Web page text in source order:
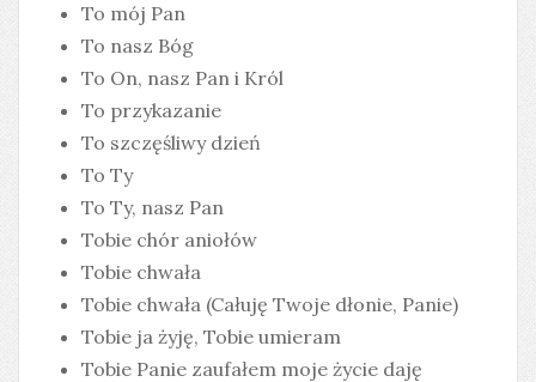
To mój Pan
To nasz Bóg
To On, nasz Pan i Król
To przykazanie
To szczęśliwy dzień
To Ty
To Ty, nasz Pan
Tobie chór aniołów
Tobie chwała
Tobie chwała (Całuję Twoje dłonie, Panie)
Tobie ja żyję, Tobie umieram
Tobie Panie zaufałem moje życie daję